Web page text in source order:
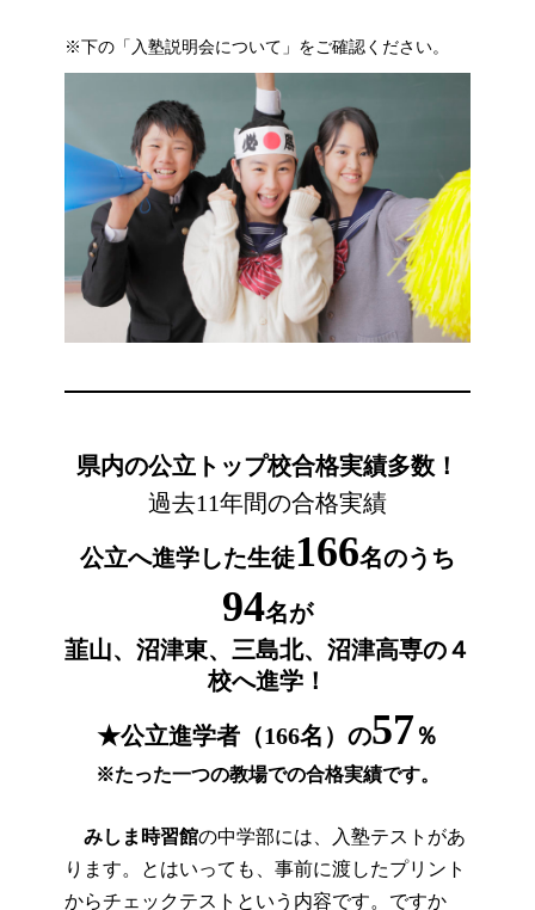
※下の「入塾説明会について」をご確認ください。
県内の公立トップ校合格実績多数！
過去11年間の合格実績
公立へ進学した生徒166名のうち
94名が
韮山、 沼津東、三島北、沼津高専の４
校へ進学！
★公立進学者（166名）の57％
※たった一つの教場での合格実績です。
みしま時習館の中学部には、入塾テストがあ
ります。とはいっても、事前に渡したプリント
からチェックテストという内容です。ですか